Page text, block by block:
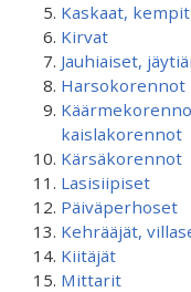
Kaskaat, kempit
Kirvat
Jauhiaiset,
Harsokorennot
kaislakorennot
Kärsäkorennot
Lasisiipiset
Päiväperhoset
Kehrääjät,
Kiitäjät
Mittarit